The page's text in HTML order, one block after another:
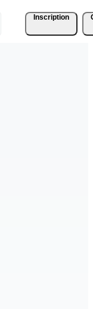
Inscription